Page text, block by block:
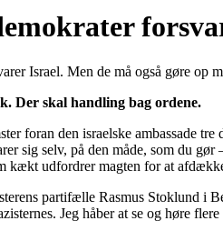
Der skal handling bag ordene.
foran den israelske ambassade
sig selv, på den måde, som du
kækt udfordrer magten for at
partifælle Rasmus Stoklund i
Jeg håber at se og høre